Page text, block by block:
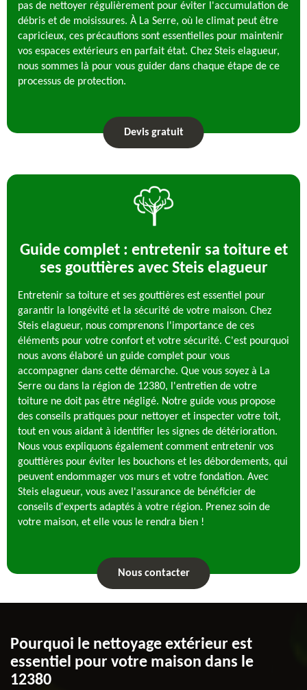
pas de nettoyer régulièrement pour éviter l'accumulation de
débris et de moisissures. À La Serre, où le climat peut être
capricieux, ces précautions sont essentielles pour maintenir
vos espaces extérieurs en parfait état. Chez Steis elagueur,
nous sommes là pour vous guider dans chaque étape de ce
processus de protection.
Devis gratuit
Guide complet : entretenir sa toiture et
ses gouttières avec Steis elagueur
Entretenir sa toiture et ses gouttières est essentiel pour
garantir la longévité et la sécurité de votre maison. Chez
Steis elagueur, nous comprenons l'importance de ces
éléments pour votre confort et votre sécurité. C'est pourquoi
nous avons élaboré un guide complet pour vous
accompagner dans cette démarche. Que vous soyez à La
Serre ou dans la région de 12380, l'entretien de votre
toiture ne doit pas être négligé. Notre guide vous propose
des conseils pratiques pour nettoyer et inspecter votre toit,
tout en vous aidant à identifier les signes de détérioration.
Nous vous expliquons également comment entretenir vos
gouttières pour éviter les bouchons et les débordements, qui
peuvent endommager vos murs et votre fondation. Avec
Steis elagueur, vous avez l'assurance de bénéficier de
conseils d'experts adaptés à votre région. Prenez soin de
votre maison, et elle vous le rendra bien !
Nous contacter
Pourquoi le nettoyage extérieur est
essentiel pour votre maison dans le
12380